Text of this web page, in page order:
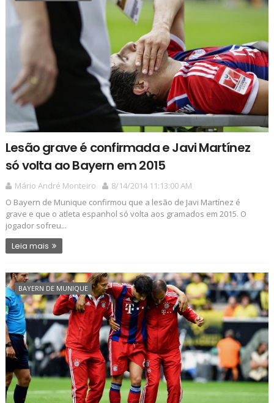
Lesão grave é confirmada e Javi Martínez
só volta ao Bayern em 2015
Mário André Monteiro
8/14/2014 11:13:00 AM
O Bayern de Munique confirmou que a lesão de Javi Martínez é
grave e que o atleta espanhol só volta aos gramados em 2015. O
jogador sofreu...
Leia mais
BAYERN DE MUNIQUE